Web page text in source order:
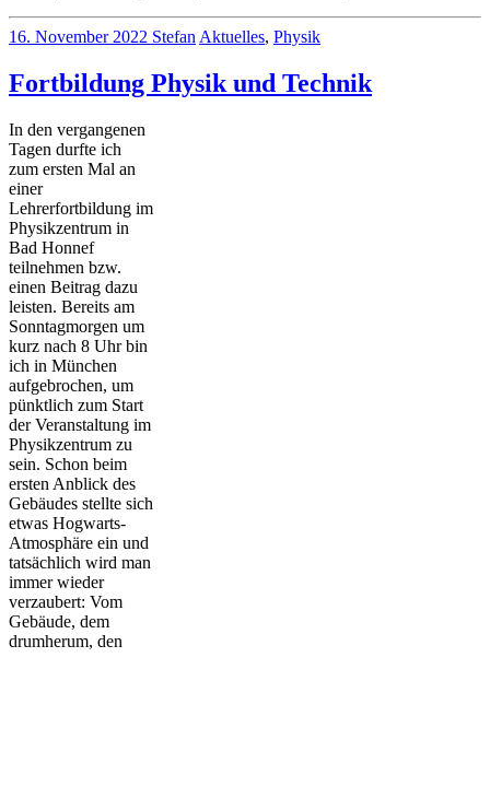
16. November 2022 Stefan Aktuelles, Physik
Fortbildung Physik und Technik
In den vergangenen
Tagen durfte ich
zum ersten Mal an
einer
Lehrerfortbildung im
Physikzentrum in
Bad Honnef
teilnehmen bzw.
einen Beitrag dazu
leisten. Bereits am
Sonntagmorgen um
kurz nach 8 Uhr bin
ich in München
aufgebrochen, um
pünktlich zum Start
der Veranstaltung im
Physikzentrum zu
sein. Schon beim
ersten Anblick des
Gebäudes stellte sich
etwas Hogwarts-
Atmosphäre ein und
tatsächlich wird man
immer wieder
verzaubert: Vom
Gebäude, dem
drumherum, den